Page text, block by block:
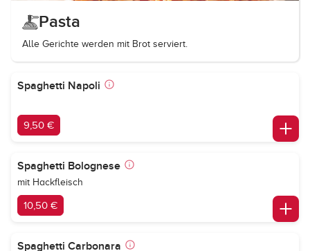
Pasta
Alle Gerichte werden mit Brot serviert.
Spaghetti Napoli
9,50 €
Spaghetti Bolognese
mit Hackfleisch
10,50 €
Spaghetti Carbonara